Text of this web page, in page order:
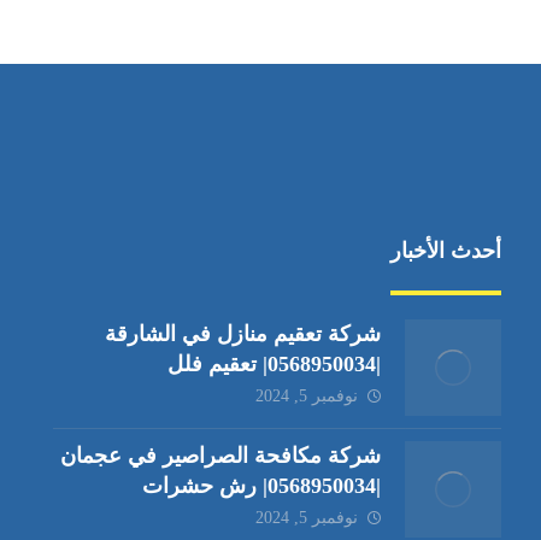
أحدث الأخبار
شركة تعقيم منازل في الشارقة
|0568950034| تعقيم فلل
نوفمبر 5, 2024
شركة مكافحة الصراصير في عجمان
|0568950034| رش حشرات
نوفمبر 5, 2024